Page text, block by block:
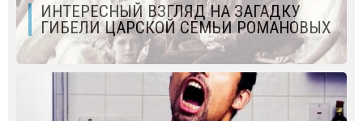
ИНТЕРЕСНЫЙ ВЗГЛЯД НА ЗАГАДКУ
ГИБЕЛИ ЦАРСКОЙ СЕМЬИ РОМАНОВЫХ